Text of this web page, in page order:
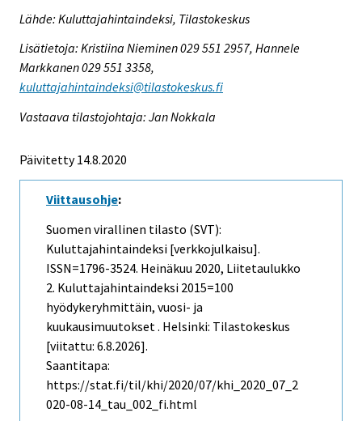
Lähde: Kuluttajahintaindeksi, Tilastokeskus
Lisätietoja: Kristiina Nieminen 029 551 2957, Hannele
Markkanen 029 551 3358,
kuluttajahintaindeksi@tilastokeskus.fi
Vastaava tilastojohtaja: Jan Nokkala
Päivitetty 14.8.2020
Viittausohje:
Suomen virallinen tilasto (SVT):
Kuluttajahintaindeksi [verkkojulkaisu].
ISSN=1796-3524. Heinäkuu 2020, Liitetaulukko
2. Kuluttajahintaindeksi 2015=100
hyödykeryhmittäin, vuosi- ja
kuukausimuutokset . Helsinki: Tilastokeskus
[viitattu: 6.8.2026].
Saantitapa:
https://stat.fi/til/khi/2020/07/khi_2020_07_2
020-08-14_tau_002_fi.html